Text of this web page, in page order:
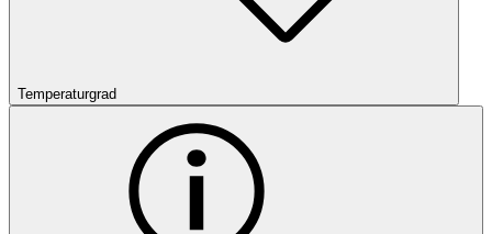
Temperaturgrad